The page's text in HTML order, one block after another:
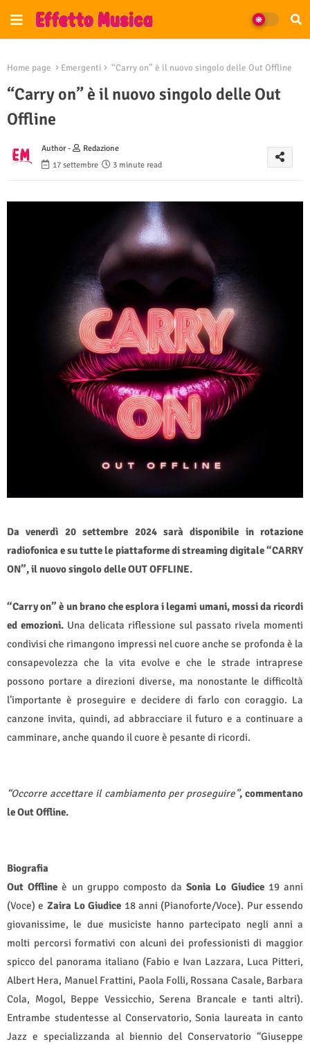
Home page Emergenti “Carry on” è il nuovo singolo delle Out Offline
“Carry on” è il nuovo singolo delle Out
Offline
Author -
Redazione
17 settembre
3 minute read
Da venerdì 20 settembre 2024 sarà disponibile in rotazione
radiofonica e su tutte le piattaforme di streaming digitale “CARRY
ON”, il nuovo singolo delle OUT OFFLINE.
“Carry on” è un brano che esplora i legami umani, mossi da ricordi
ed emozioni. Una delicata riflessione sul passato rivela momenti
condivisi che rimangono impressi nel cuore anche se profonda è la
consapevolezza che la vita evolve e che le strade intraprese
possono portare a direzioni diverse, ma nonostante le difficoltà
l’importante è proseguire e decidere di farlo con coraggio. La
canzone invita, quindi, ad abbracciare il futuro e a continuare a
camminare, anche quando il cuore è pesante di ricordi.
“Occorre accettare il cambiamento per proseguire”, commentano
le Out Offline.
Biografia
Out Offline è un gruppo composto daSonia Lo Giudice19 anni
(Voce) e Zaira Lo Giudice 18 anni (Pianoforte/Voce). Pur essendo
giovanissime, le due musiciste hanno partecipato negli anni a
molti percorsi formativi con alcuni dei professionisti di maggior
spicco del panorama italiano (Fabio e Ivan Lazzara, Luca Pitteri,
Albert Hera, Manuel Frattini, Paola Folli, Rossana Casale, Barbara
Cola, Mogol, Beppe Vessicchio, Serena Brancale e tanti altri).
Entrambe studentesse al Conservatorio, Sonia laureata in canto
Jazz e specializzanda al biennio del Conservatorio “Giuseppe